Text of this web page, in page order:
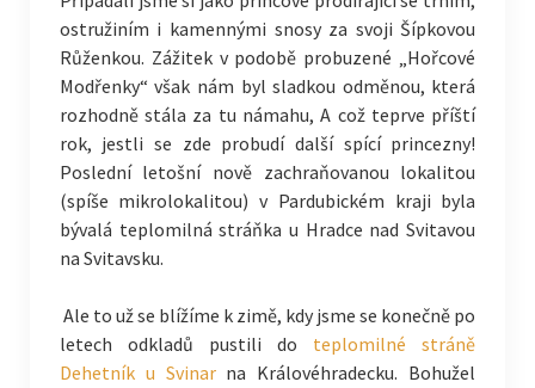
ostružiním i kamennými snosy za svoji Šípkovou
Růženkou. Zážitek v podobě probuzené „Hořcové
Modřenky“ však nám byl sladkou odměnou, která
rozhodně stála za tu námahu, A což teprve příští
rok, jestli se zde probudí další spící princezny!
Poslední letošní nově zachraňovanou lokalitou
(spíše mikrolokalitou) v Pardubickém kraji byla
bývalá teplomilná stráňka u Hradce nad Svitavou
na Svitavsku.
Ale to už se blížíme k zimě, kdy jsme se konečně po
letech odkladů pustili do teplomilné stráně
Dehetník u Svinar na Královéhradecku. Bohužel